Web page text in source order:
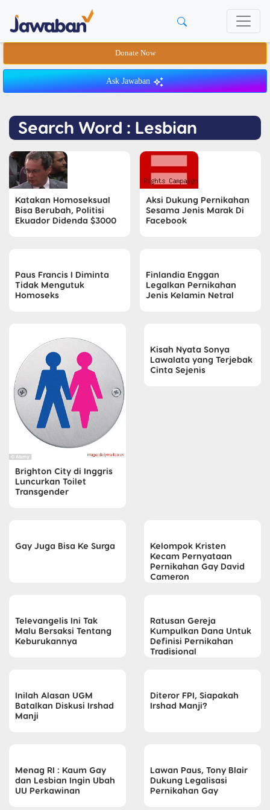
Donate Now
Ask Jawaban
Search Word : Lesbian
Katakan Homoseksual
Bisa Berubah, Politisi
Ekuador Didenda $3000
Aksi Dukung Pernikahan
Sesama Jenis Marak Di
Facebook
Paus Francis I Diminta
Tidak Mengutuk
Homoseks
Finlandia Enggan
Legalkan Pernikahan
Jenis Kelamin Netral
Brighton City di Inggris
Luncurkan Toilet
Transgender
Kisah Nyata Sonya
Lawalata yang Terjebak
Cinta Sejenis
Gay Juga Bisa Ke Surga
Kelompok Kristen
Kecam Pernyataan
Pernikahan Gay David
Cameron
Televangelis Ini Tak
Malu Bersaksi Tentang
Keburukannya
Ratusan Gereja
Kumpulkan Dana Untuk
Definisi Pernikahan
Tradisional
Inilah Alasan UGM
Batalkan Diskusi Irshad
Manji
Diteror FPI, Siapakah
Irshad Manji?
Menag RI : Kaum Gay
dan Lesbian Ingin Ubah
UU Perkawinan
Lawan Paus, Tony Blair
Dukung Legalisasi
Pernikahan Gay